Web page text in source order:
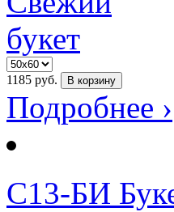
1185 руб. В корзину
Подробнее ›
С13-БИ